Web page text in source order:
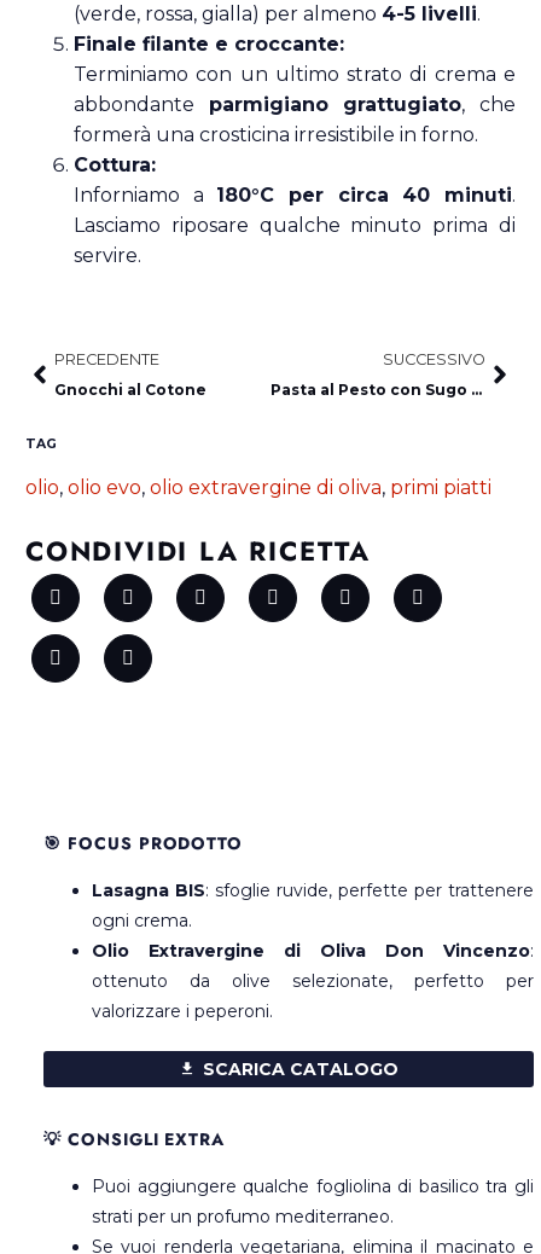
(verde, rossa, gialla) per almeno 4-5 livelli.
Finale filante e croccante:
Terminiamo con un ultimo strato di crema e
abbondante parmigiano grattugiato, che
formerà una crosticina irresistibile in forno.
Cottura:
Inforniamo a 180°C per circa 40 minuti.
Lasciamo riposare qualche minuto prima di
servire.
PRECEDENTE
Gnocchi al Cotone
SUCCESSIVO
Pasta al Pesto con Sugo di Pomodoro e Caciocavallo
TAG
olio, olio evo, olio extravergine di oliva, primi piatti
CONDIVIDI LA RICETTA
🎯 FOCUS PRODOTTO
Lasagna BIS: sfoglie ruvide, perfette per trattenere
ogni crema.
Olio Extravergine di Oliva Don Vincenzo:
ottenuto da olive selezionate, perfetto per
valorizzare i peperoni.
SCARICA CATALOGO
💡 CONSIGLI EXTRA
Puoi aggiungere qualche fogliolina di basilico tra gli
strati per un profumo mediterraneo.
Se vuoi renderla vegetariana, elimina il macinato e